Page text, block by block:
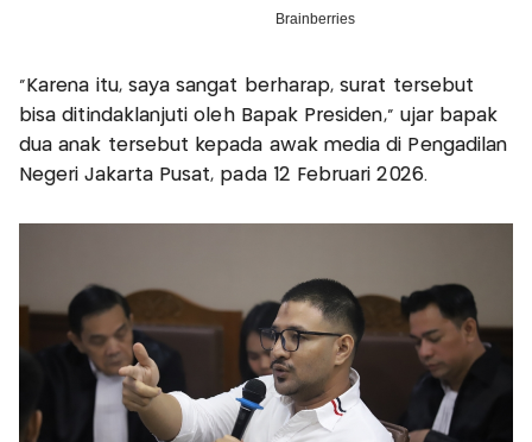
“Karena itu, saya sangat berharap, surat tersebut
bisa ditindaklanjuti oleh Bapak Presiden,” ujar bapak
dua anak tersebut kepada awak media di Pengadilan
Negeri Jakarta Pusat, pada 12 Februari 2026.